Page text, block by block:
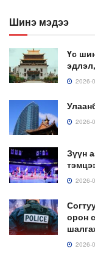
Шинэ мэдээ
Үс
2026-
2026-
Зүүн
2026-
орон
2026-